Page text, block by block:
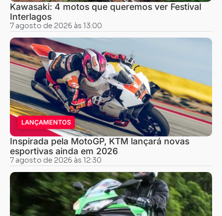
Kawasaki: 4 motos que queremos ver Festival
Interlagos
7 agosto de 2026 às 13:00
LANÇAMENTOS
Inspirada pela MotoGP, KTM lançará novas
esportivas ainda em 2026
7 agosto de 2026 às 12:30